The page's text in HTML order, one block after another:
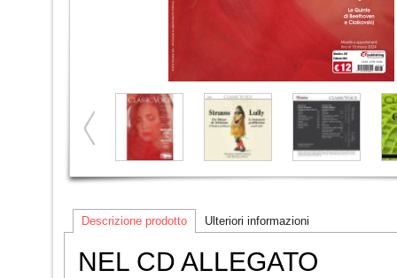
Descrizione prodotto Ulteriori informazioni
NEL CD ALLEGATO